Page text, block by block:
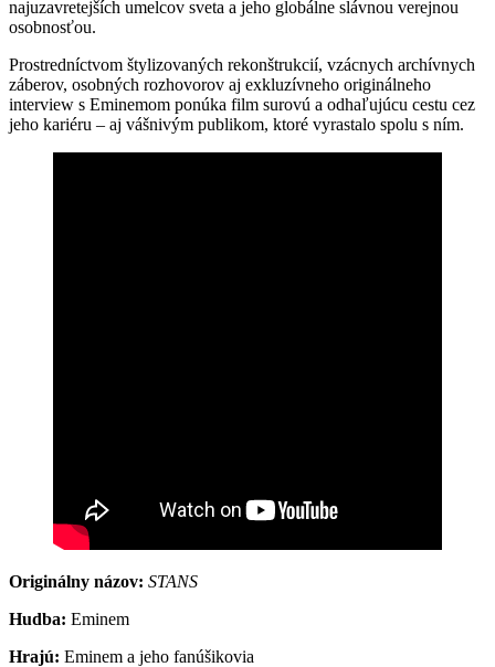
najuzavretejších umelcov sveta a jeho globálne slávnou verejnou
osobnosťou.
Prostredníctvom štylizovaných rekonštrukcií, vzácnych archívnych
záberov, osobných rozhovorov aj exkluzívneho originálneho
interview s Eminemom ponúka film surovú a odhaľujúcu cestu cez
jeho kariéru – aj vášnivým publikom, ktoré vyrastalo spolu s ním.
Originálny názov: STANS
Hudba: Eminem
Hrajú: Eminem a jeho fanúšikovia